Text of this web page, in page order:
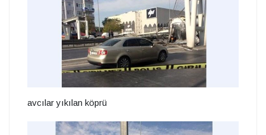
avcılar yıkılan köprü